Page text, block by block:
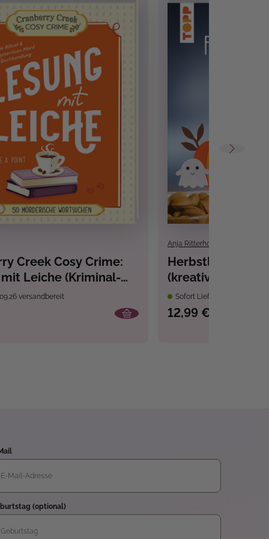
Creek Cosy Crime:
Leiche (Kriminal-
versandbereit
Anja Ritterhoff
Herbstliche
(kreativ.kompakt)
Sofort Lieferbar
12,99 €
(optional)